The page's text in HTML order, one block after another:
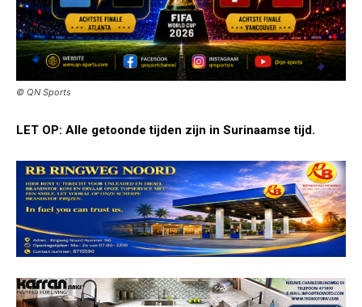
© QN Sports
LET OP: Alle getoonde tijden zijn in Surinaamse tijd.